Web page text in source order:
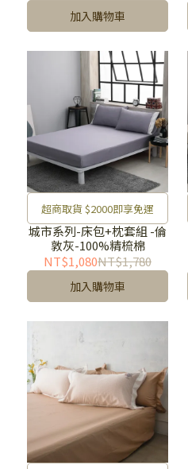
加入購物車
超商取貨 $2000即享免運
城市系列-床包+枕套組 -倫
敦灰-100%精梳棉
NT$1,080NT$1,780
加入購物車